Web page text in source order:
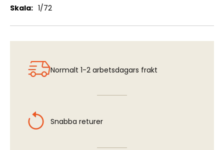
Mer
1/72
Normalt 1-2 arbetsdagars frakt
Snabba returer